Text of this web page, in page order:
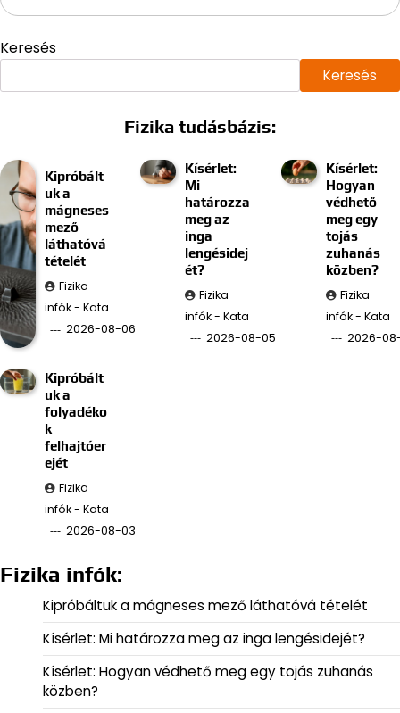
Keresés
Keresés
Fizika tudásbázis:
Kipróbált
uk a
mágneses
mező
láthatóvá
tételét
Fizika
infók - Kata
2026-08-06
Kísérlet:
Mi
határozza
meg az
inga
lengésidej
ét?
Fizika
infók - Kata
2026-08-05
Kísérlet:
Hogyan
védhető
meg egy
tojás
zuhanás
közben?
Fizika
infók - Kata
2026-
Kipróbált
uk a
folyadéko
k
felhajtóer
ejét
Fizika
infók - Kata
2026-08-03
Fizika infók:
Kipróbáltuk a mágneses mező láthatóvá tételét
Kísérlet: Mi határozza meg az inga lengésidejét?
Kísérlet: Hogyan védhető meg egy tojás zuhanás
közben?